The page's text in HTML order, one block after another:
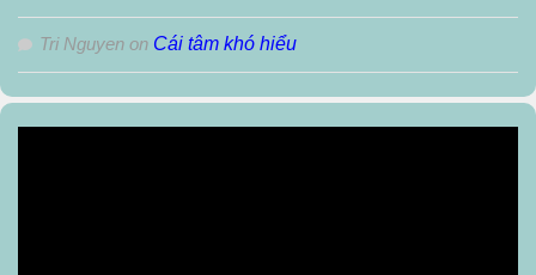
Tri Nguyen on Cái tâm khó hiểu